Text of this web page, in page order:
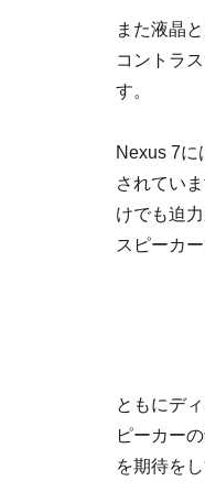
また液晶
コントラ
す。
Nexus 7に
されてい
けでも迫
スピーカ
ともにデ
ピーカー
を期待を